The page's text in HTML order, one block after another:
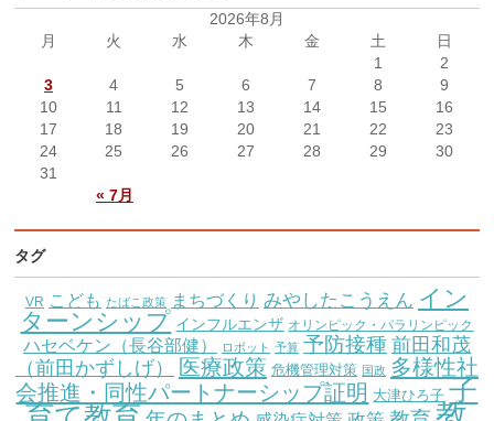
2026年8月
月
火 水 木 金 土 日
« 7月
1
2
3
4 5 6 7 8
9
10
11 12 13 14 15
16
17
18 19 20 21 22
23
24
25 26 27 28 29
30
31
タグ
VR こども たばこ政策 まちづくり みやしたこうえん イン
ターンシップ インフルエンザ オリンピック・パラリンピック
ハセベケン（長谷部健） ロボット 予算 予防接種 前田和茂
（前田かずしげ）
医療政策 危機管理対策 国政 多様性社
会推進・同性パートナーシップ証明 大津ひろ子 子